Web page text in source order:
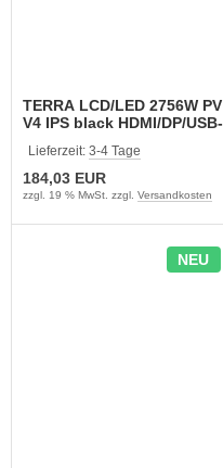
TERRA LCD/LED 2756W PV
V4 IPS black HDMI/DP/USB-
Lieferzeit: 3-4 Tage
184,03 EUR
zzgl. 19 % MwSt. zzgl. Versandkosten
NEU